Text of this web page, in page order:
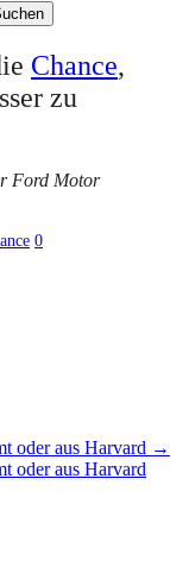
Chance,
zu
Ford Motor
0
oder aus Harvard →
oder aus Harvard